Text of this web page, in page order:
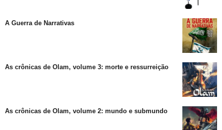
A Guerra de Narrativas
As crônicas de Olam, volume 3: morte e ressurreição
As crônicas de Olam, volume 2: mundo e submundo